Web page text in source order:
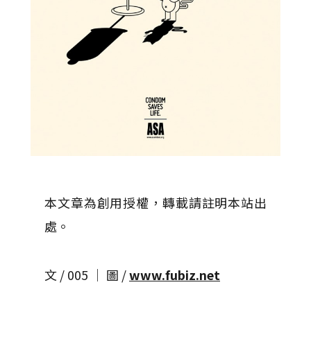
本文章為創用授權，轉載請註明本站出
處。
文 / 005 │ 圖 /www.fubiz.net